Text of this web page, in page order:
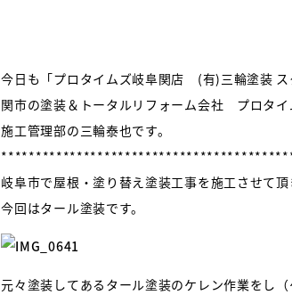
今日も「プロタイムズ岐阜関店 (有)三輪塗装 ス
関市の塗装＆トータルリフォーム会社 プロタ
施工管理部の三輪泰也です。
岐阜市で屋根・塗り替え塗装工事を施工させて頂
今回はタール塗装です。
元々塗装してあるタール塗装のケレン作業をし